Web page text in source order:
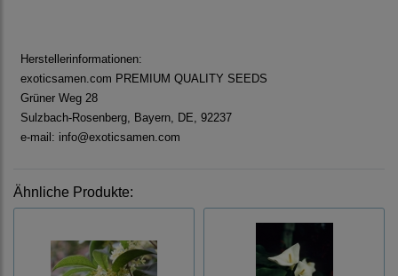
Herstellerinformationen:
exoticsamen.com PREMIUM QUALITY SEEDS
Grüner Weg 28
Sulzbach-Rosenberg, Bayern, DE, 92237
e-mail: info@exoticsamen.com
Ähnliche Produkte: